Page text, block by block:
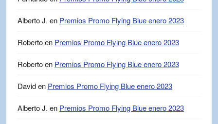
Alberto J. en Premios Promo Flying Blue enero 2023
Robertoen Premios Promo Flying Blue enero 2023
Robertoen Premios Promo Flying Blue enero 2023
Daviden Premios Promo Flying Blue enero 2023
Alberto J. en Premios Promo Flying Blue enero 2023